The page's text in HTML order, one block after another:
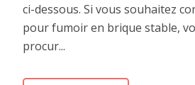
ci-dessous. Si vous souhaitez
pour fumoir en brique stable,
procur...